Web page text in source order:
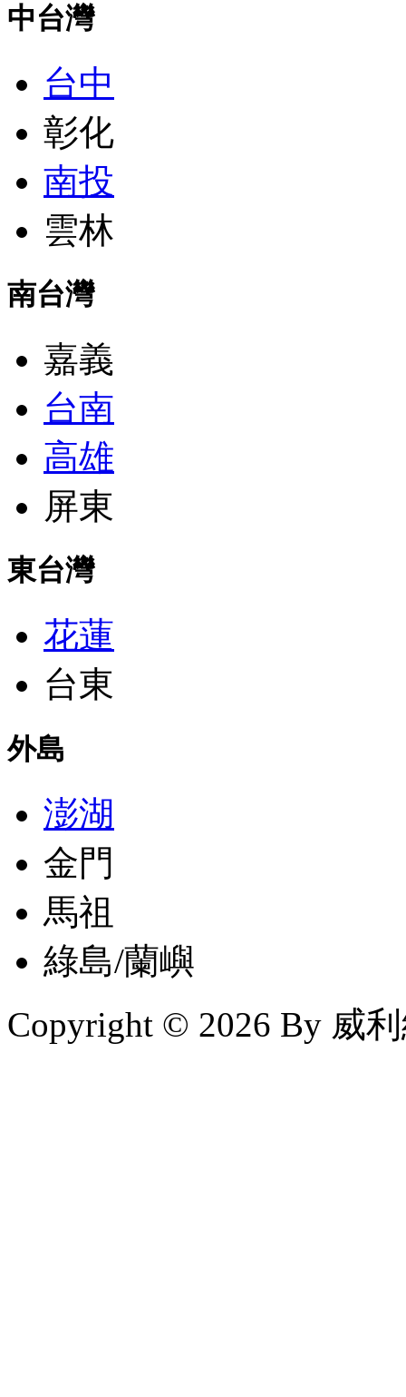
中台灣
台中
彰化
南投
雲林
南台灣
嘉義
台南
高雄
屏東
東台灣
花蓮
台東
外島
澎湖
金門
馬祖
綠島/蘭嶼
Copyright © 2026 By 威